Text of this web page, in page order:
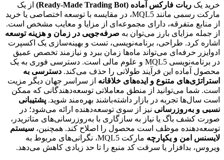
خرید یک ربات فارکس آماده (Ready-Made Trading Bot)
از یک
مارکت رسمی مانند MQL5، در مقایسه با توسعه اختصاصی یا خرید
از منابع متفرقه، دارای مجموعه‌ای از مزایا و معایب مشخص است.
از جمله مزایای بارز می‌توان به صرفه‌جویی در زمان و هزینه توسعه
اشاره کرد. طراحی، برنامه‌نویسی، تست و بهینه‌سازی یک اکسپرت
ادوایزر حرفه‌ای می‌تواند ماه‌ها زمان ببرد و نیازمند تخصص عمیق
در برنامه‌نویسی MQL5 و علوم مالی است. دسترسی فوری به یک
محصول آماده این فرآیند طولانی را حذف می‌کند. دسترسی به
استراتژی‌های متنوع و ایده‌های خلاقانه از سراسر جهان دیگر مزیت
است. شما می‌توانید از منطق معاملاتی توسعه‌دهندگانی که ممکن
است سال‌ها تجربه در بازار داشته‌باشند بهره‌مند شوید. پشتیبانی
نسبی و به‌روزرسانی نیز از سوی توسعه‌دهنده ارائه می‌شود؛ در
صورت کشف باگ یا نیاز به سازگاری با به‌روزرسانی‌های متاتریدر،
توسعه‌دهنده موظف است محصول را اصلاح کند. همچنین، سیستم
لایسنس امن و یکپارچه
مارکت MQL5، نگرانی‌های مربوط به
ویروس، بدافزار یا سرقت کد منبع را تا حد زیادی کاهش می‌دهد.